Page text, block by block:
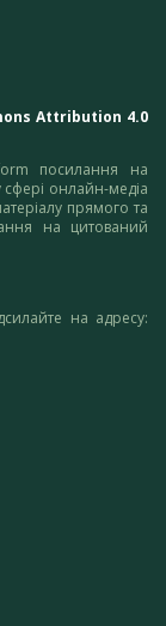
Attribution 4.0
посилання на
сфері онлайн-медіа
прямого та
на цитований
на адресу: